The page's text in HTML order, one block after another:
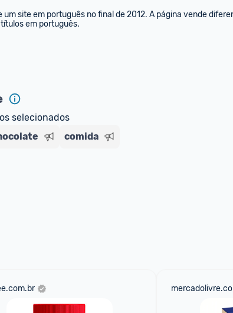
site em português no final de 2012. A página vende
em português.
selecionados
comida